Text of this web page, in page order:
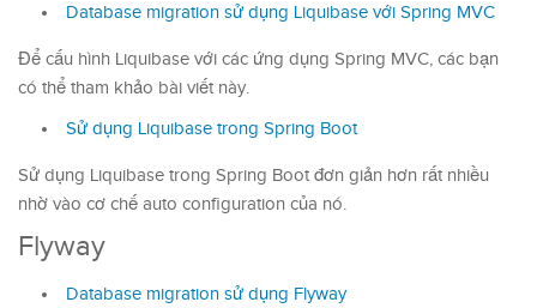
Database migration sử dụng Liquibase với Spring MVC
Để cấu hình Liquibase với các ứng dụng Spring MVC, các bạn
có thể tham khảo bài viết này.
Sử dụng Liquibase trong Spring Boot
Sử dụng Liquibase trong Spring Boot đơn giản hơn rất nhiều
nhờ vào cơ chế auto configuration của nó.
Flyway
Database migration sử dụng Flyway